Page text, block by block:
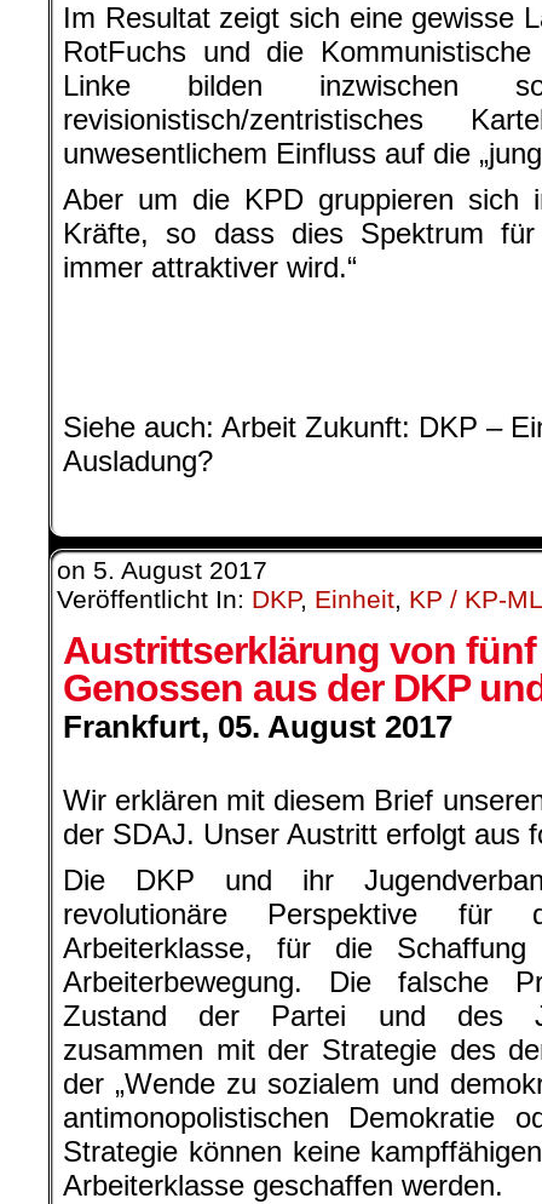
Im Resultat zeigt sich eine gewisse
RotFuchs und die
Linke bilden
revisionistisch/zentristisches
unwesentlichem Einfluss auf die
Aber um die KPD gruppieren sich
Kräfte, so dass dies Spektrum für
immer attraktiver wird.“
Siehe auch: Arbeit Zukunft: DKP –
Ausladung?
on 5. August 2017
Veröffentlicht In: DKP, Einheit, KP / KP-ML
Austrittserklärung von
Genossen aus der DKP
Frankfurt, 05. August 2017
Wir erklären mit diesem Brief
der SDAJ. Unser Austritt erfolgt aus
Die DKP und ihr
revolutionäre Perspektive für
Arbeiterklasse, für die Schaffung
Arbeiterbewegung. Die falsche
Zustand der Partei und des
zusammen mit der Strategie des
der „Wende zu sozialem und
antimonopolistischen Demokratie
Strategie können keine
Arbeiterklasse geschaffen werden.